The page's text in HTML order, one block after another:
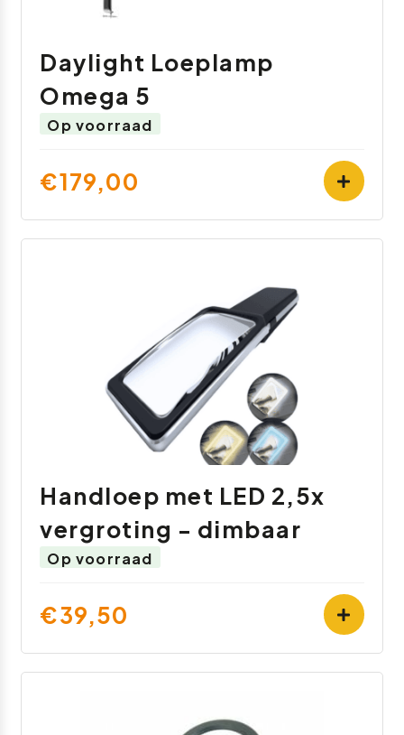
Daylight Loeplamp
Omega 5
Op voorraad
€179,00
Handloep met LED 2,5x
vergroting - dimbaar
Op voorraad
€39,50